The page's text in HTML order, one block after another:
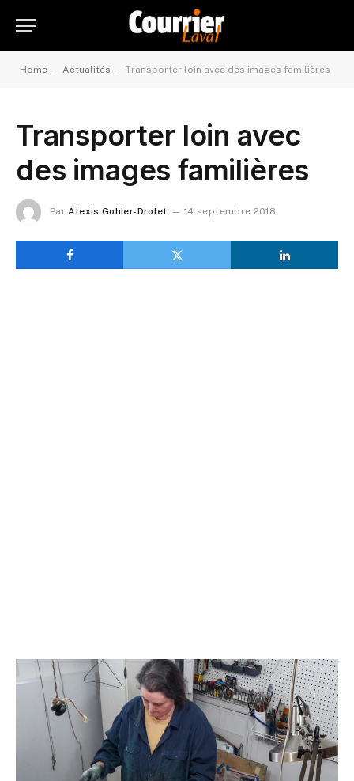
Home - Actualités - Transporter loin avec des images familières
Transporter loin avec
des images familières
Par Alexis Gohier-Drolet 14 septembre 2018